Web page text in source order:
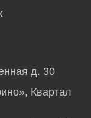
д. 30
Квартал